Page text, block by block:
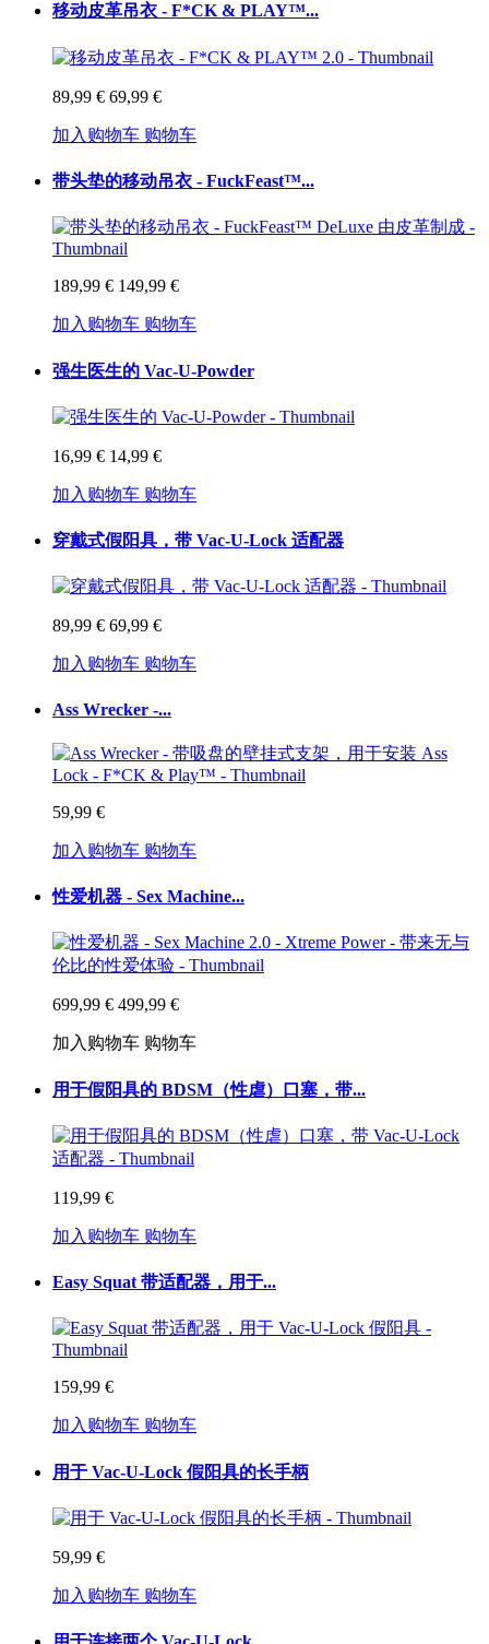
移动皮革吊衣 - F*CK & PLAY™...
89,99 € 69,99 €
加入购物车 购物车
带头垫的移动吊衣 - FuckFeast™...
189,99 € 149,99 €
加入购物车 购物车
强生医生的 Vac-U-Powder
16,99 € 14,99 €
加入购物车 购物车
穿戴式假阳具，带 Vac-U-Lock 适配器
89,99 € 69,99 €
加入购物车 购物车
Ass Wrecker -...
59,99 €
加入购物车 购物车
性爱机器 - Sex Machine...
699,99 € 499,99 €
加入购物车 购物车
用于假阳具的 BDSM（性虐）口塞，带...
119,99 €
加入购物车 购物车
Easy Squat 带适配器，用于...
159,99 €
加入购物车 购物车
用于 Vac-U-Lock 假阳具的长手柄
59,99 €
加入购物车 购物车